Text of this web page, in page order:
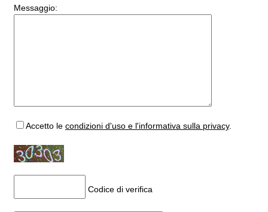
Messaggio:
Accetto le condizioni d'uso e l'informativa sulla privacy.
Codice di verifica